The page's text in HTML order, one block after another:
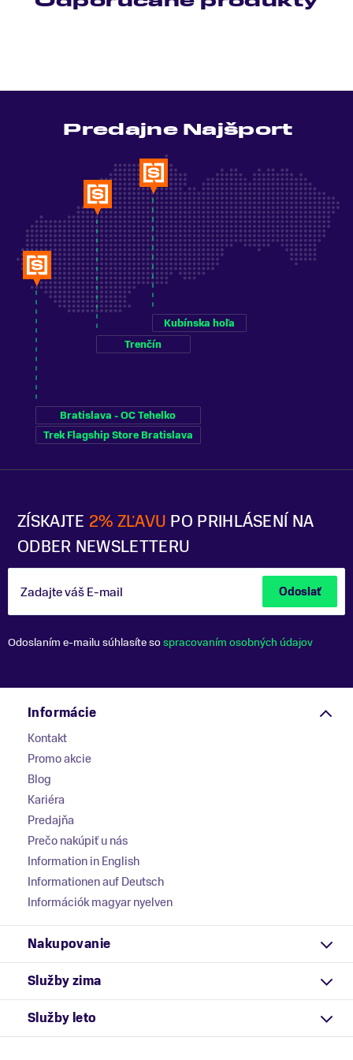
ZÍSKAJTE 2% ZĽAVU PO PRIHLÁSENÍ NA
ODBER NEWSLETTERU
Zadajte váš E-mail Odoslať
Odoslaním e-mailu súhlasíte sospracovaním osobných údajov
Predajne Najšport
Bratislava - OC Tehelko
Trek Flagship Store Bratislava
Trenčín
Kubínska hoľa
Informácie
Kontakt
Promo akcie
Blog
Kariéra
Predajňa
Prečo nakúpiť u nás
Information in English
Informationen auf Deutsch
Információk magyar nyelven
Nakupovanie
Služby zima
Služby leto